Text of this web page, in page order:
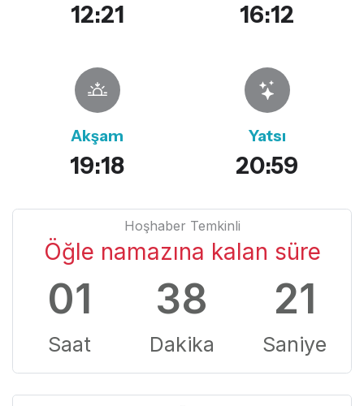
12:21 16:12
Akşam
19:18
Yatsı
20:59
Hoşhaber Temkinli
Öğle namazına kalan süre
01
Saat
38
Dakika
20
Saniye